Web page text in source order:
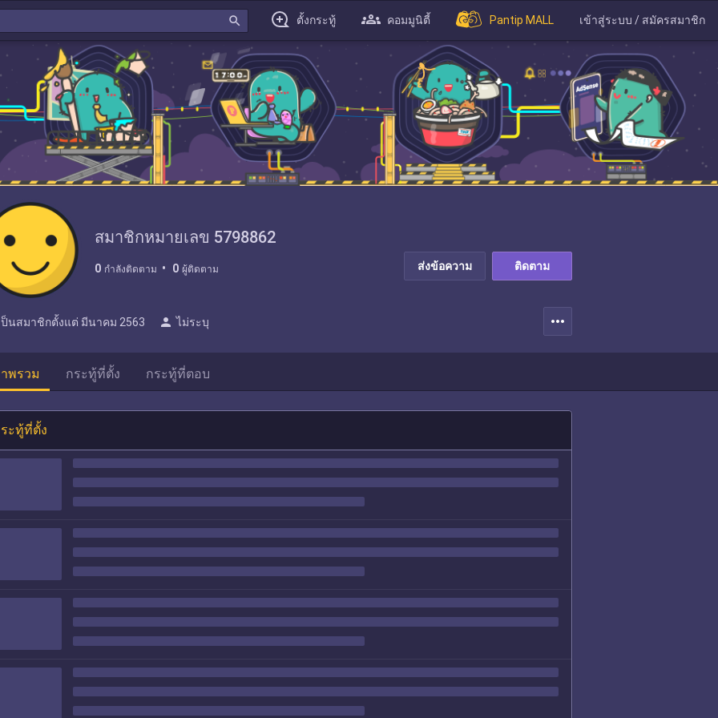
search ตั้งกระทู้ คอมมูนิตี้ Pantip MALL เข้าสู่ระบบ / สมัครสมาชิก
สมาชิกหมายเลข 5798862
0 กำลังติดตาม 0 ผู้ติดตาม ส่งข้อความ ติดตาม
ป็นสมาชิกตั้งแต่ มีนาคม 2563 person ไม่ระบุ more_horiz
พรวม กระทู้ที่ตั้ง กระทู้ที่ตอบ
ะทู้ที่ตั้ง